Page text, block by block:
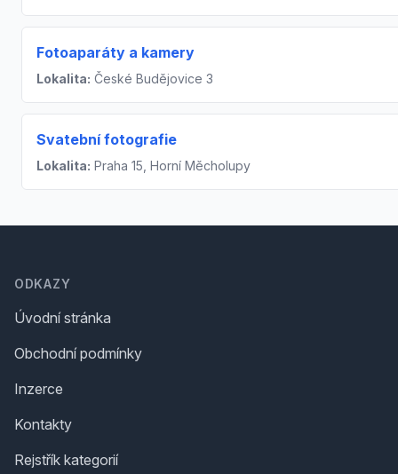
Fotoaparáty a kamery
Lokalita: České Budějovice 3
Svatební fotografie
Lokalita: Praha 15, Horní Měcholupy
ODKAZY
Úvodní stránka
Obchodní podmínky
Inzerce
Kontakty
Rejstřík kategorií